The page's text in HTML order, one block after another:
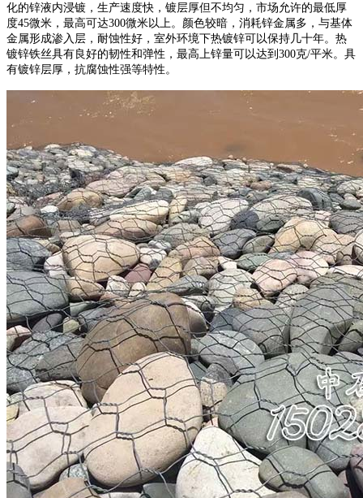
化的锌液内浸镀，生产速度快，镀层厚但不均匀，市场允许的最低厚
度45微米，最高可达300微米以上。颜色较暗，消耗锌金属多，与基体
金属形成渗入层，耐蚀性好，室外环境下热镀锌可以保持几十年。热
镀锌铁丝具有良好的韧性和弹性，最高上锌量可以达到 300克/平米。具
有镀锌层厚，抗腐蚀性强等特性。